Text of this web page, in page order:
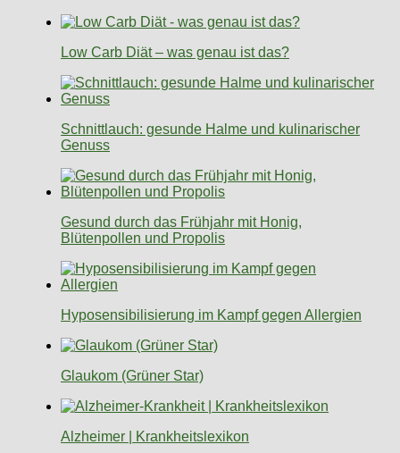
Low Carb Diät – was genau ist das?
Schnittlauch: gesunde Halme und kulinarischer
Genuss
Gesund durch das Frühjahr mit Honig,
Blütenpollen und Propolis
Hyposensibilisierung im Kampf gegen Allergien
Glaukom (Grüner Star)
Alzheimer | Krankheitslexikon